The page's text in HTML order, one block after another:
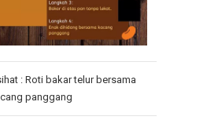
: Roti bakar telur bersama
panggang